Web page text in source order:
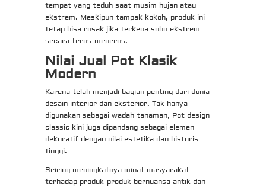
tempat yang teduh saat musim hujan atau
ekstrem. Meskipun tampak kokoh, produk ini
tetap bisa rusak jika terkena suhu ekstrem
secara terus-menerus.
Nilai Jual Pot Klasik
Modern
Karena telah menjadi bagian penting dari dunia
desain interior dan eksterior. Tak hanya
digunakan sebagai wadah tanaman, Pot design
classic kini juga dipandang sebagai elemen
dekoratif dengan nilai estetika dan historis
tinggi.
Seiring meningkatnya minat masyarakat
terhadap produk-produk bernuansa antik dan